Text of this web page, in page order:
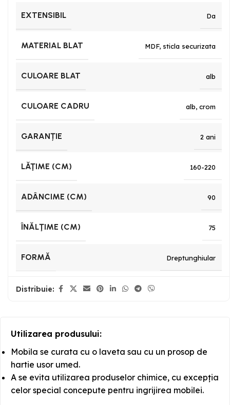
EXTENSIBIL Da
MATERIAL BLAT MDF, sticla securizata
CULOARE BLAT alb
CULOARE CADRU alb, crom
GARANȚIE 2 ani
LĂŢIME (CM) 160-220
ADÂNCIME (CM) 90
ÎNĂLŢIME (CM) 75
FORMĂ Dreptunghiular
Distribuie:
Utilizarea produsului:
Mobila se curata cu o laveta sau cu un prosop de
hartie usor umed.
A se evita utilizarea produselor chimice, cu excepția
celor special concepute pentru ingrijirea mobilei.